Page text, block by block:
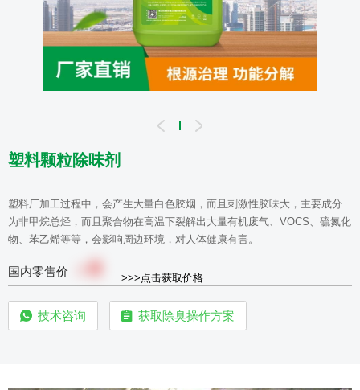
塑料颗粒除味剂
塑料厂加工过程中，会产生大量白色胶烟，而且刺激性胶味大，主要成分
为非甲烷总烃，而且聚合物在高温下裂解出大量有机废气、VOCS、硫氮化
物、苯乙烯等等，会影响周边环境，对人体健康有害。
国内零售价 0 >>>点击获取价格
技术咨询 获取除臭操作方案